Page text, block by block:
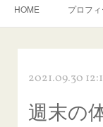
HOME プロフ
2021.09.30
週末の